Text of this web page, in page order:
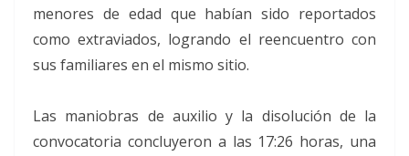
menores de edad que habían sido reportados
como extraviados, logrando el reencuentro con
sus familiares en el mismo sitio.
Las maniobras de auxilio y la disolución de la
convocatoria concluyeron a las 17:26 horas, una